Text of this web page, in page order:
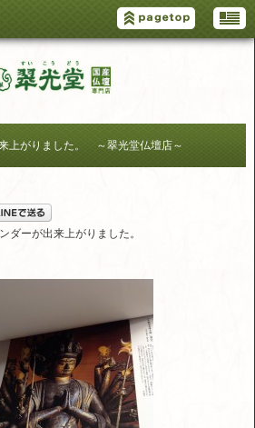
上がりました。 ～翠光堂仏壇店～
ダーが出来上がりました。